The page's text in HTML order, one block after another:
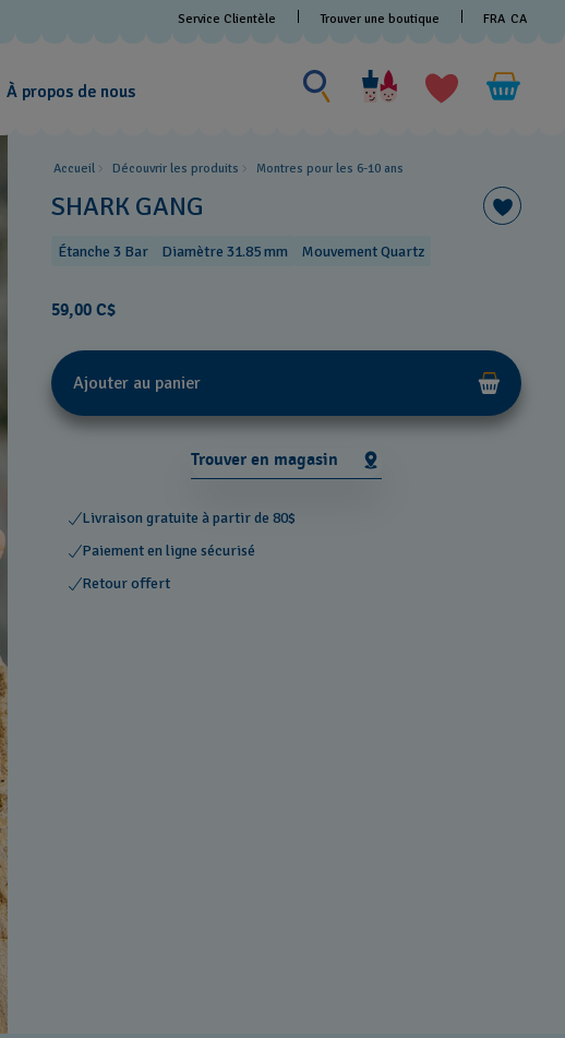
Service Clientèle Trouver une boutique FRA CA
À propos de nous
Rechercher
un
produit
Accueil Découvrir les produits Montres pour les 6-10 ans
SHARK GANG
Étanche 3 Bar Diamètre 31.85 mm Mouvement Quartz
59,00 C$
Ajouter au panier
Trouver en magasin
Livraison gratuite à partir de 80$
Paiement en ligne sécurisé
Retour offert